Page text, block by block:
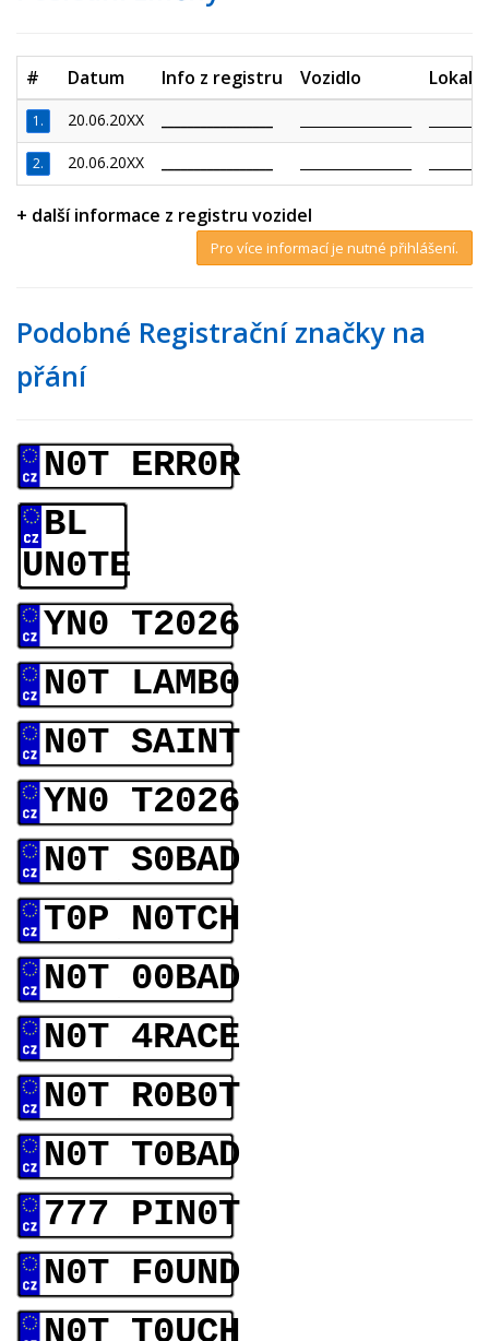
# Datum Info z registru Vozidlo
1. 20.06.20XX
2. 20.06.20XX
+ další informace z registru vozidel
Pro více informací je nutné přihlášení.
Podobné Registrační značky na
přání
N0T ERR0R
BL
UN0TE
YN0 T2026
N0T LAMB0
N0T SAINT
YN0 T2026
N0T S0BAD
T0P N0TCH
N0T 00BAD
N0T 4RACE
N0T R0B0T
N0T T0BAD
777 PIN0T
N0T F0UND
N0T T0UCH